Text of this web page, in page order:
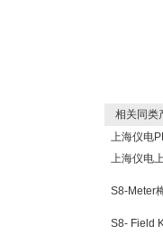
相关同类
上海仪电
上海仪电
S8-Meter
S8- Field